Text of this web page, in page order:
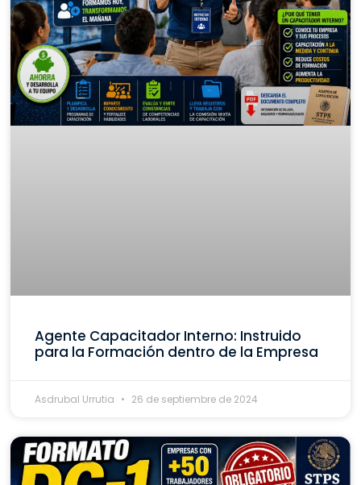
Agente Capacitador Interno: Instruido
para la Formación dentro de la Empresa
Asdrubal Urrutia 26 de septiembre de 2024